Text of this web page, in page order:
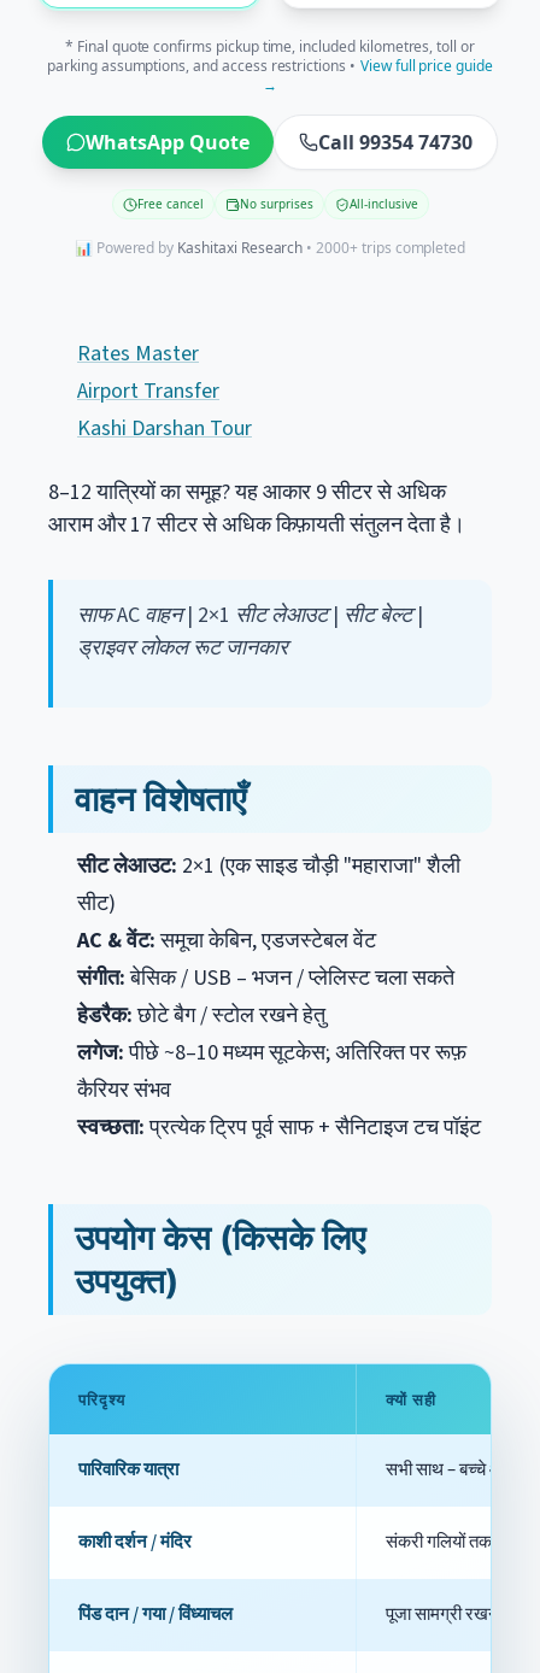
* Final quote confirms pickup time, included kilometres, toll or
parking assumptions, and access restrictions • View full price guide
→
WhatsApp Quote Call 99354 74730
Free cancel No surprises All-inclusive
📊 Powered by Kashitaxi Research • 2000+ trips completed
Rates Master
Airport Transfer
Kashi Darshan Tour
8–12 यात्रियों का समूह? यह आकार 9 सीटर से अधिक
आराम और 17 सीटर से अधिक किफ़ायती संतुलन देता है।
साफ AC वाहन | 2×1 सीट लेआउट | सीट बेल्ट |
ड्राइवर लोकल रूट जानकार
वाहन विशेषताएँ
सीट लेआउट: 2×1 (एक साइड चौड़ी "महाराजा" शैली
सीट)
AC & वेंट:समूचा केबिन, एडजस्टेबल वेंट
संगीत:बेसिक / USB – भजन / प्लेलिस्ट चला सकते
हेडरैक:छोटे बैग / स्टोल रखने हेतु
लगेज:पीछे ~8–10 मध्यम सूटकेस; अतिरिक्त पर रूफ़
कैरियर संभव
स्वच्छता:प्रत्येक ट्रिप पूर्व साफ + सैनिटाइज टच पॉइंट
उपयोग केस (किसके लिए
उपयुक्त)
परिदृश्य क्यों सही
पारिवारिक यात्रा सभी साथ – बच्चे आराम
काशी दर्शन / मंदिर संकरी गलियों तक ड्रॉप
पिंड दान / गया / विंध्याचल पूजा सामग्री रखने जगह